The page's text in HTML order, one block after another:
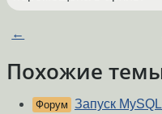
←
Похожие
Форум Запуск